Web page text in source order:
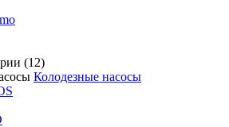
(12)
Колодезные насосы